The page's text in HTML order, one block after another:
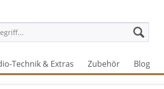
Technik & Extras Zubehör Blog